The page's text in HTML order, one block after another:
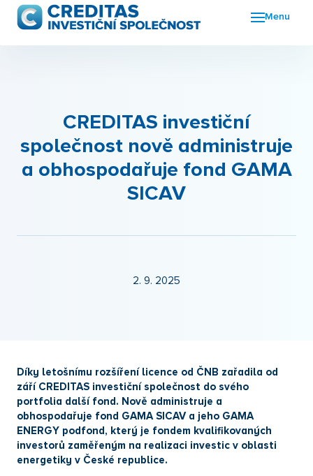
Menu
CREDITAS investiční
společnost nově administruje
a obhospodařuje fond GAMA
SICAV
2. 9. 2025
Díky letošnímu rozšíření licence od ČNB zařadila od
září CREDITAS investiční společnost do svého
portfolia další fond. Nově administruje a
obhospodařuje fond GAMA SICAV a jeho GAMA
ENERGY podfond, který je fondem kvalifikovaných
investorů zaměřeným na realizaci investic v oblasti
energetiky v České republice.